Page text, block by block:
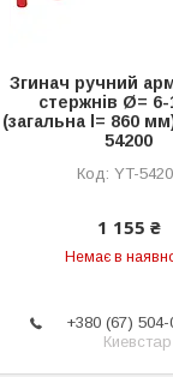
Згинач ручний
стержнів Ø=
(загальна l= 860
54200
YT-
1 155 ₴
Немає в
+380 (67) 504-
Киевстар